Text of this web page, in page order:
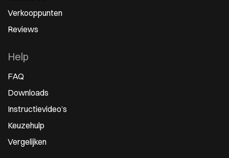
Verkooppunten
Reviews
Help
FAQ
Downloads
Instructievideo’s
Keuzehulp
Vergelijken